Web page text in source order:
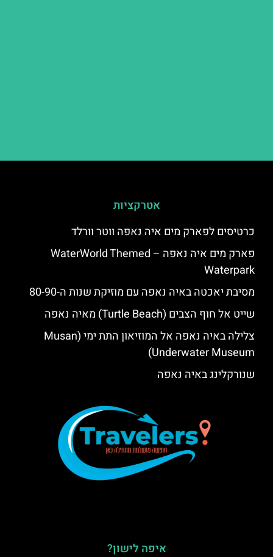
אטרקציות
כרטיסים לפארק מים איה נאפה ווטר וורלד
פארק מים איה נאפה – ‪‪WaterWorld Themed
Waterpark‬‬
מסיבת יאכטה באיה נאפה עם מוזיקת שנות ה-80-90
שייט אל חוף הצבים (Turtle Beach) מאיה נאפה
צלילה באיה נאפה אל המוזיאון התת ימי (Musan
Underwater Museum)
שנורקלינג באיה נאפה
איפה לישון?